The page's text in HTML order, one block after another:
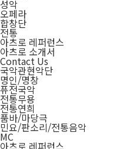
성악
오페라
합창단
전통
아츠로 레퍼런스
아츠로 소개서
Contact Us
국악관현악단
명인/명창
퓨전국악
전통무용
전통연희
품바/마당극
민요/판소리/전통음악
MC
아츠로 레퍼런스